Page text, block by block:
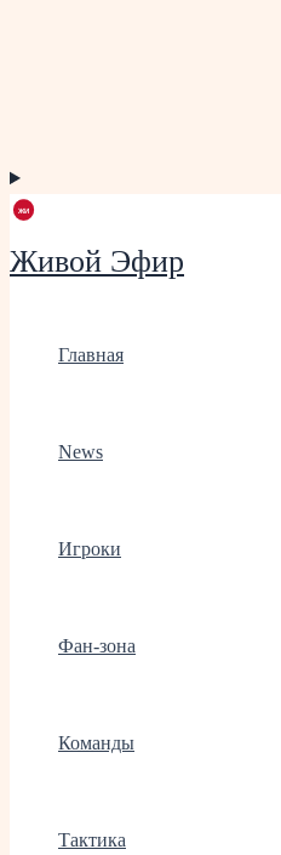
Живой Эфир
Главная
News
Игроки
Фан-зона
Команды
Тактика